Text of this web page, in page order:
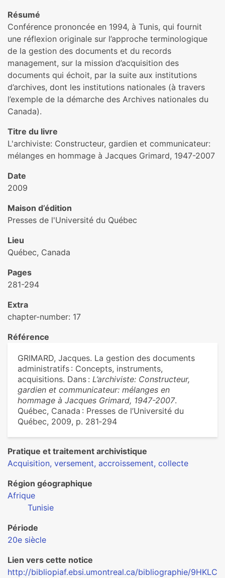
Résumé
Conférence prononcée en 1994, à Tunis, qui fournit
une réflexion originale sur l’approche terminologique
de la gestion des documents et du records
management, sur la mission d’acquisition des
documents qui échoit, par la suite aux institutions
d’archives, dont les institutions nationales (à travers
l’exemple de la démarche des Archives nationales du
Canada).
Titre du livre
L'archiviste: Constructeur, gardien et communicateur:
mélanges en hommage à Jacques Grimard, 1947-2007
Date
2009
Maison d’édition
Presses de l'Université du Québec
Lieu
Québec, Canada
Pages
281-294
Extra
chapter-number: 17
Référence
GRIMARD, Jacques. La gestion des documents
administratifs : Concepts, instruments,
acquisitions. Dans : L’archiviste: Constructeur,
gardien et communicateur: mélanges en
hommage à Jacques Grimard, 1947-2007.
Québec, Canada : Presses de l’Université du
Québec, 2009, p. 281‑294
Pratique et traitement archivistique
Acquisition, versement, accroissement, collecte
Région géographique
Afrique
Tunisie
Période
20e siècle
Lien vers cette notice
http://bibliopiaf.ebsi.umontreal.ca/bibliographie/9HKLC